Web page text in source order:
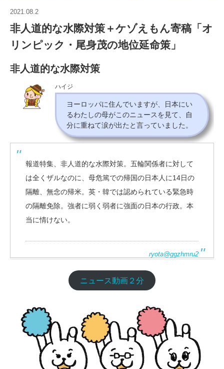
2021.08.2
非人道的な水際対策＋ケゾえもん寄稿「オ
リンピック・尾身茂の地位延命策」
非人道的な水際対策
ハイジ
ヨーロッパに住んでいますが、日本にい
るわたしの母がこのニュースを見て、自
分に重ねて涙が出たと言っていました。
報道特集、非人道的な水際対策。五輪関係者に対して
は全くザルなのに、母危篤での帰国の日本人に14日の
隔離、無念の帰米。英・韓では認められている緊急時
の隔離免除。強者に弱く弱者に強面の日本の行政。本
当に情けない。
ryota@ggzhmru2
ニュース動画２分